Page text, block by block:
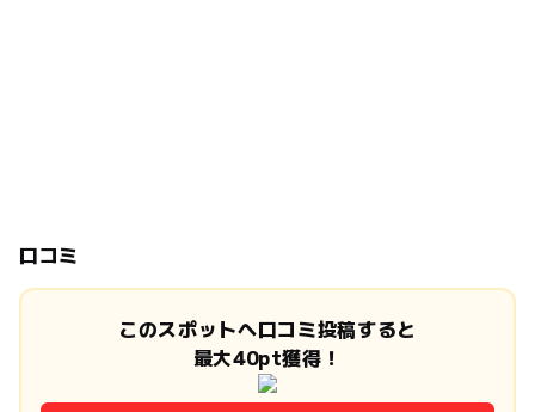
口コミ
このスポットへ口コミ投稿すると
最大40pt獲得！